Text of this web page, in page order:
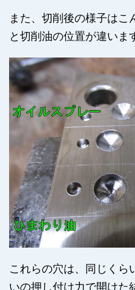
また、切削後の様子はこ
と切削油の位置が違いま
これらの穴は、同じくら
いの押し付け力で開けた